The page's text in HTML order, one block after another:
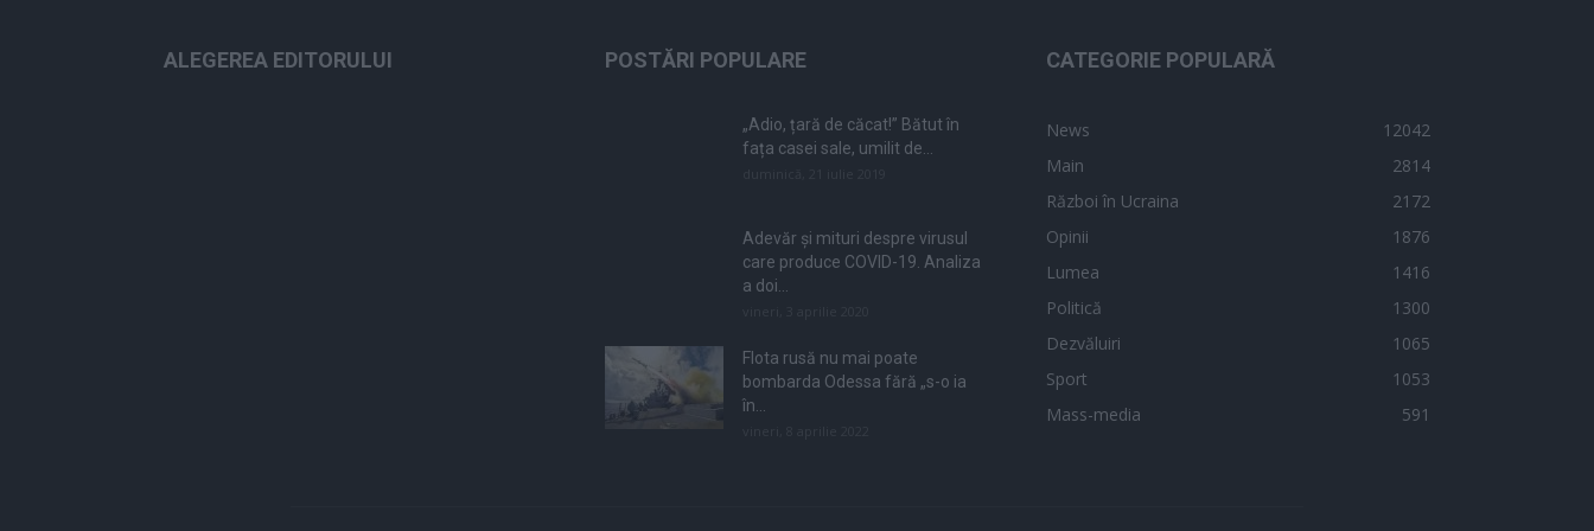
ALEGEREA EDITORULUI POSTĂRI POPULARE
„Adio, țară de căcat!” Bătut în
fața casei sale, umilit de...
Adevăr și mituri despre virusul
care produce COVID-19. Analiza
a doi...
Flota rusă nu mai poate
bombarda Odessa fără „s-o ia
în...
CATEGORIE POPULARĂ
News
12042
Main
2814
Război în Ucraina
2172
Opinii
1876
Lumea
1416
Politică
1300
Dezvăluiri
1065
Sport
1053
Mass-media
591